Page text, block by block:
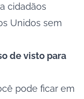
cidadãos
Unidos sem
de visto para
pode ficar em